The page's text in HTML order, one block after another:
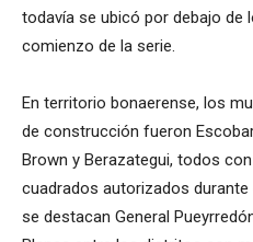
todavía se ubicó por debajo de
comienzo de la serie.
En territorio bonaerense, los
de construcción fueron
Brown y Berazategui, todos
cuadrados autorizados durante
se destacan General